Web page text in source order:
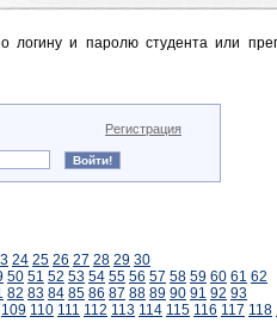
логину и паролю студента или
Регистрация
24 25 26 27 28 29 30
50 51 52 53 54 55 56 57 58 59 60 61 62
82 83 84 85 86 87 88 89 90 91 92 93
109 110 111 112 113 114 115 116 117 118